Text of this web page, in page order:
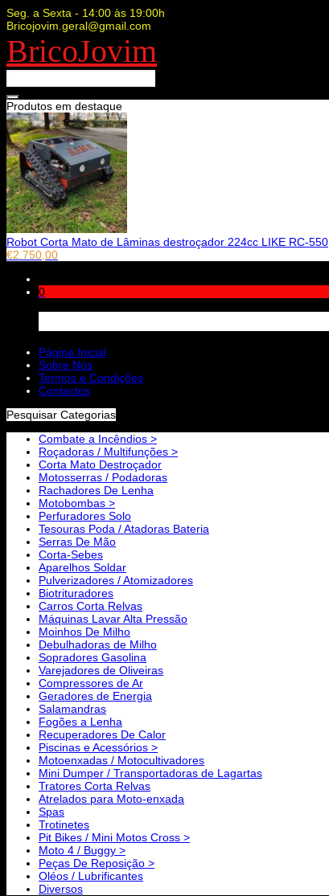
Seg. a Sexta - 14:00 às 19:00h
Bricojovim.geral@gmail.com
BricoJovim
Produtos em destaque
Robot Corta Mato de Lâminas destroçador 224cc LIKE RC-550
€2.750,00
0
Página Inicial
Sobre Nós
Termos e Condições
Contactos
Pesquisar Categorias
Combate a Incêndios >
Roçadoras / Multifunções >
Corta Mato Destroçador
Motosserras / Podadoras
Rachadores De Lenha
Motobombas >
Perfuradores Solo
Tesouras Poda / Atadoras Bateria
Serras De Mão
Corta-Sebes
Aparelhos Soldar
Pulverizadores / Atomizadores
Biotrituradores
Carros Corta Relvas
Máquinas Lavar Alta Pressão
Moinhos De Milho
Debulhadoras de Milho
Sopradores Gasolina
Varejadores de Oliveiras
Compressores de Ar
Geradores de Energia
Salamandras
Fogões a Lenha
Recuperadores De Calor
Piscinas e Acessórios >
Motoenxadas / Motocultivadores
Mini Dumper / Transportadoras de Lagartas
Tratores Corta Relvas
Atrelados para Moto-enxada
Spas
Trotinetes
Pit Bikes / Mini Motos Cross >
Moto 4 / Buggy >
Peças De Reposição >
Oléos / Lubrificantes
Diversos